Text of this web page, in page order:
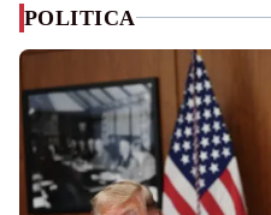
POLITICA